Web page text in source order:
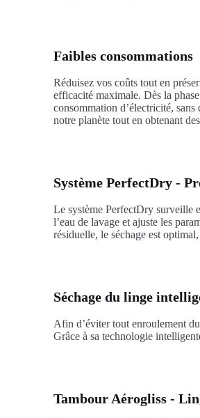
Faibles consommations
Réduisez vos coûts tout en
efficacité maximale. Dès la
consommation d’électricité,
notre planète tout en obtenant
Système PerfectDry -
Le système PerfectDry surveille
l’eau de lavage et ajuste les
résiduelle, le séchage est
Séchage du linge
Afin d’éviter tout enroulement
Grâce à sa technologie
Tambour Aérogliss -